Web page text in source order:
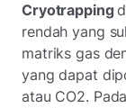
Cryotrapping
rendah yang
matriks gas
yang dapat
atau CO2.